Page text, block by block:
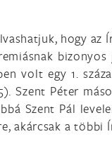
hogy az
volt egy 1.
Szent Péter
Szent Pál
akárcsak a többi